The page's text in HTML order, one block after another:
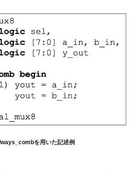
を用いた記述例